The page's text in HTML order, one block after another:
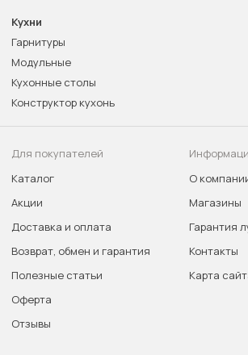
Кухни
Гарнитуры
Модульные
Кухонные столы
Конструктор кухонь
Для покупателей
Каталог
Акции
Доставка и оплата
Возврат, обмен и гарантия
Полезные статьи
Оферта
Отзывы
О
Магазины
Гарантия
Контакты
Карта